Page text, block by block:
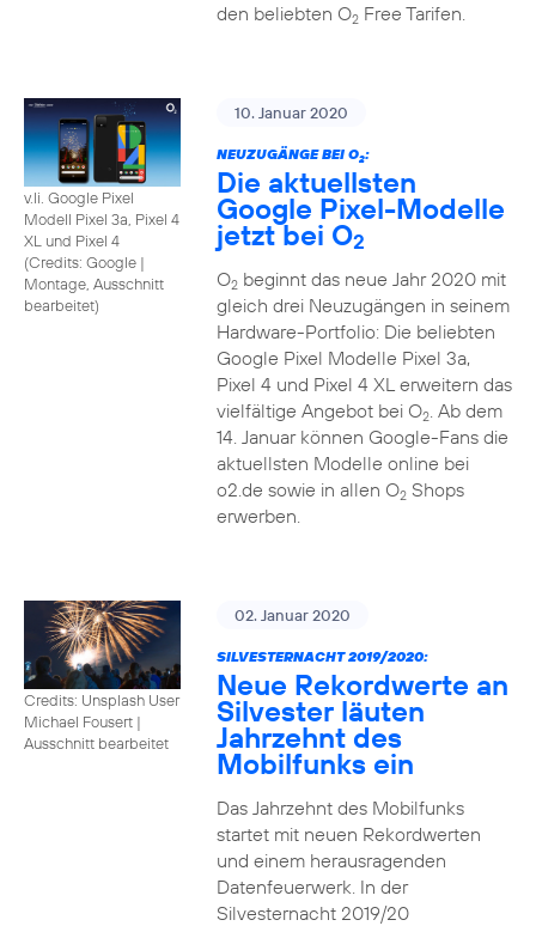
den beliebten O2Free Tarifen.
v.li. Google Pixel
Modell Pixel 3a, Pixel 4
XL und Pixel 4
(Credits: Google |
Montage, Ausschnitt
bearbeitet)
10. Januar 2020
NEUZUGÄNGE BEI O2:
Die aktuellsten
Google Pixel-Modelle
jetzt bei O2
O2beginnt das neue Jahr 2020 mit
gleich drei Neuzugängen in seinem
Hardware-Portfolio: Die beliebten
Google Pixel Modelle Pixel 3a,
Pixel 4 und Pixel 4 XL erweitern das
vielfältige Angebot bei O2. Ab dem
14. Januar können Google-Fans die
aktuellsten Modelle online bei
o2.de sowie in allen O2Shops
erwerben.
Credits: Unsplash User
Michael Fousert |
Ausschnitt bearbeitet
02. Januar 2020
SILVESTERNACHT 2019/2020:
Neue Rekordwerte an
Silvester läuten
Jahrzehnt des
Mobilfunks ein
Das Jahrzehnt des Mobilfunks
startet mit neuen Rekordwerten
und einem herausragenden
Datenfeuerwerk. In der
Silvesternacht 2019/20